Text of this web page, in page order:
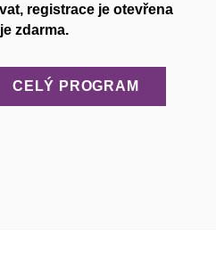
registrace je otevřena
zdarma.
CELÝ PROGRAM